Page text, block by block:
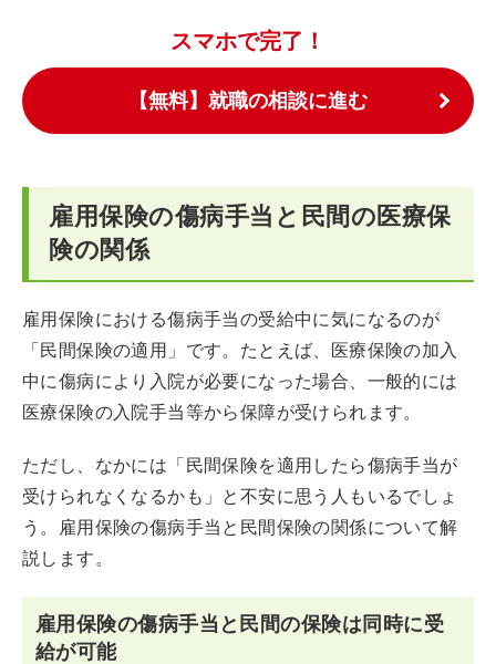
スマホで完了！
【無料】就職の相談に進む
雇用保険の傷病手当と民間の医療保
険の関係
雇用保険における傷病手当の受給中に気になるのが
「民間保険の適用」です。たとえば、医療保険の加入
中に傷病により入院が必要になった場合、一般的には
医療保険の入院手当等から保障が受けられます。
ただし、なかには「民間保険を適用したら傷病手当が
受けられなくなるかも」と不安に思う人もいるでしょ
う。雇用保険の傷病手当と民間保険の関係について解
説します。
雇用保険の傷病手当と民間の保険は同時に受
給が可能